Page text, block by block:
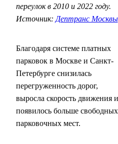
переулок в 2010 и 2022 году.
Источник: Дептранс Москвы
Благодаря системе платных
парковок в Москве и Санкт-
Петербурге снизилась
перегруженность дорог,
выросла скорость движения и
появилось больше свободных
парковочных мест.